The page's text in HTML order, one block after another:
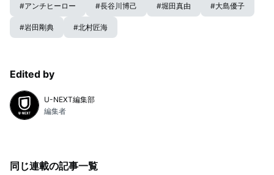
#アンチヒーロー #長谷川博己 #堀田真由 #大島優子
#岩田剛典 #北村匠海
Edited by
U-NEXT編集部
編集者
同じ連載の記事一覧